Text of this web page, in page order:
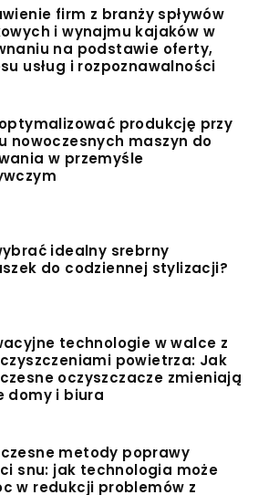
firm z branży spływów
i wynajmu kajaków w
na podstawie oferty,
usług i rozpoznawalności
produkcję przy
nowoczesnych maszyn do
w przemyśle
idealny srebrny
do codziennej stylizacji?
technologie w walce z
powietrza: Jak
oczyszczacze zmieniają
domy i biura
metody poprawy
snu: jak technologia może
w redukcji problemów z